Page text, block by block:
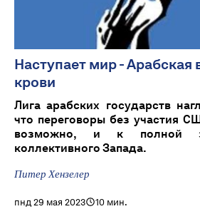
Наступает мир - Арабская
крови
Лига арабских государств
что переговоры без участия
возможно, и к полной
коллективного Запада.
Питер Хензелер
пнд 29 мая 2023 10 мин.